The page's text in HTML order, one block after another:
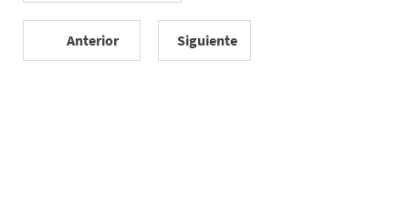
Anterior Siguiente